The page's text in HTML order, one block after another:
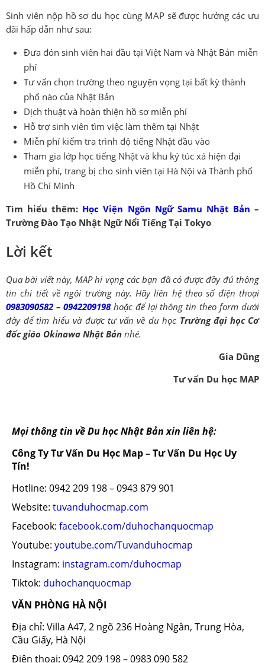
Sinh viên nộp hồ sơ du học cùng MAP sẽ được hưởng các ưu
đãi hấp dẫn như sau:
Đưa đón sinh viên hai đầu tại Việt Nam và Nhật Bản miễn
phí
Tư vấn chọn trường theo nguyện vọng tại bất kỳ thành
phố nào của Nhật Bản
Dịch thuật và hoàn thiện hồ sơ miễn phí
Hỗ trợ sinh viên tìm việc làm thêm tại Nhật
Miễn phí kiểm tra trình độ tiếng Nhật đầu vào
Tham gia lớp học tiếng Nhật và khu ký túc xá hiện đại
miễn phí, trang bị cho sinh viên tại Hà Nội và Thành phố
Hồ Chí Minh
Tìm hiểu thêm: Học Viện Ngôn Ngữ Samu Nhật Bản –
Trường Đào Tạo Nhật Ngữ Nổi Tiếng Tại Tokyo
Lời kết
Qua bài viết này, MAP hi vọng các bạn đã có được đầy đủ thông
tin chi tiết về ngôi trường này. Hãy liên hệ theo số điện thoại
0983090582 – 0942209198hoặc để lại thông tin theo form dưới
đây để tìm hiểu và được tư vấn về du học Trường đại học Cơ
đốc giáo Okinawa Nhật Bản nhé.
Gia Dũng
Tư vấn Du học MAP
Mọi thông tin về Du học Nhật Bản xin liên hệ:
Công Ty Tư Vấn Du Học Map – Tư Vấn Du Học Uy
Tín!
Hotline: 0942 209 198 – 0943 879 901
Website: tuvanduhocmap.com
Facebook: facebook.com/duhochanquocmap
Youtube: youtube.com/Tuvanduhocmap
Instagram: instagram.com/duhocmap
Tiktok: duhochanquocmap
VĂN PHÒNG HÀ NỘI
Địa chỉ: Villa A47, 2 ngõ 236 Hoàng Ngân, Trung Hòa,
Cầu Giấy, Hà Nội
Điện thoại: 0942 209 198 – 0983 090 582